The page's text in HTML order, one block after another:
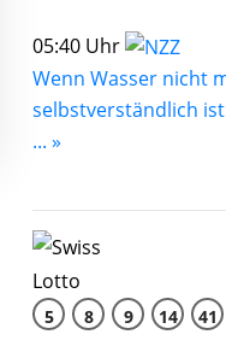
05:40 Uhr
Wenn Wasser nicht
selbstverständlich
... »
5 8 9 14 41